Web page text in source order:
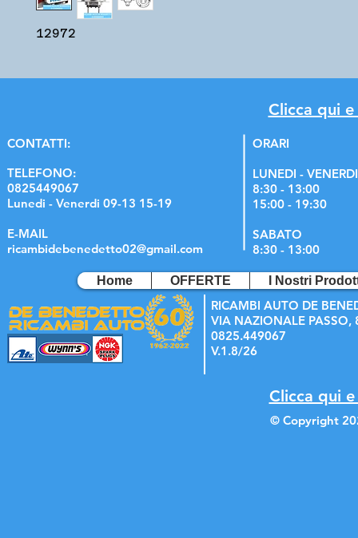
12972
Clicca qui
CONTATTI:
TELEFONO:
0825449067
Lunedi - Venerdi 09-13 15-19
E-MAIL
ricambidebenedetto02@gmail.com
ORARI
LUNEDI - VENERDI
8:30 - 13:00
15:00 - 19:30
SABATO
8:30 - 13:00
Home OFFERTE I Nostri
RICAMBI AUTO DE
VIA NAZIONALE PASSO,
0825.449067
V.1.8/26
Clicca qui
© Copyright